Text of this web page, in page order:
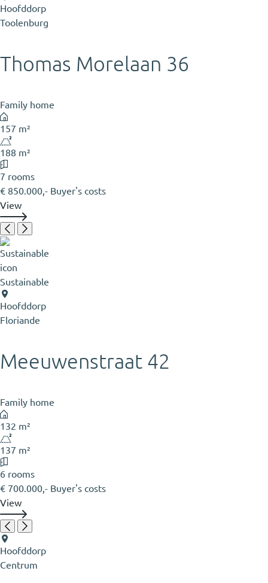
Hoofddorp
Toolenburg
Thomas Morelaan 36
Family home
157 m²
188 m²
7 rooms
€ 850.000,- Buyer's costs
View
Sustainable
Hoofddorp
Floriande
Meeuwenstraat 42
Family home
132 m²
137 m²
6 rooms
€ 700.000,- Buyer's costs
View
Hoofddorp
Centrum